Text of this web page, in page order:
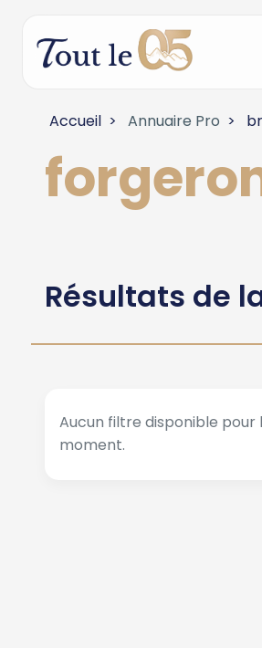
Accueil Annuaire Pro
Résultats de
Aucun filtre disponible pour
moment.